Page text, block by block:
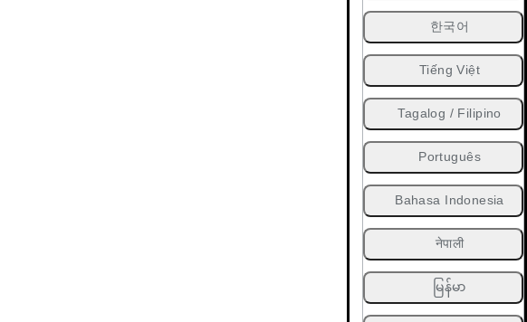
한국어
Tiếng Việt
Tagalog / Filipino
Português
Bahasa Indonesia
नेपाली
မြန်မာ